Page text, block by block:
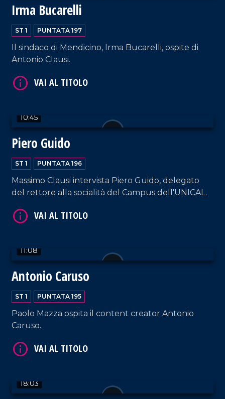
Irma Bucarelli
ST 1 PUNTATA 197
Il sindaco di Mendicino, Irma Bucarelli, ospite di
Antonio Clausi.
10:45
Piero Guido
ST 1 PUNTATA 196
Massimo Clausi intervista Piero Guido, delegato
del rettore alla socialità del Campus dell'UNICAL.
11:08
Antonio Caruso
ST 1 PUNTATA 195
Paolo Mazza ospita il content creator Antonio
Caruso.
18:03
VAI AL TITOLO
VAI AL TITOLO
VAI AL TITOLO